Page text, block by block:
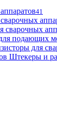
41
сварочных
подающих
для
Штекеры и